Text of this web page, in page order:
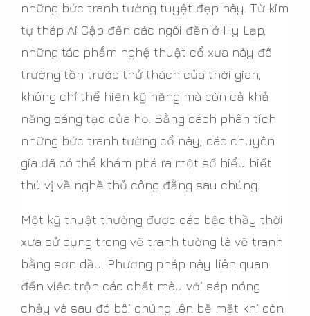
những bức tranh tường tuyệt đẹp này. Từ kim
tự tháp Ai Cập đến các ngôi đền ở Hy Lạp,
những tác phẩm nghệ thuật cổ xưa này đã
trường tồn trước thử thách của thời gian,
không chỉ thể hiện kỹ năng mà còn cả khả
năng sáng tạo của họ. Bằng cách phân tích
những bức tranh tường cổ này, các chuyên
gia đã có thể khám phá ra một số hiểu biết
thú vị về nghề thủ công đằng sau chúng.
Một kỹ thuật thường được các bậc thầy thời
xưa sử dụng trong vẽ tranh tường là vẽ tranh
bằng sơn dầu. Phương pháp này liên quan
đến việc trộn các chất màu với sáp nóng
chảy và sau đó bôi chúng lên bề mặt khi còn